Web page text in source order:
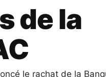
de la
le rachat de la